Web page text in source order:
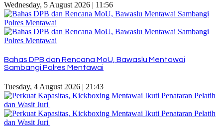
Wednesday, 5 August 2026 | 11:56
Bahas DPB dan Rencana MoU, Bawaslu Mentawai
Sambangi Polres Mentawai
Tuesday, 4 August 2026 | 21:43